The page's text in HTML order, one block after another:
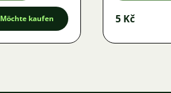
Möchte kaufen 5 Kč